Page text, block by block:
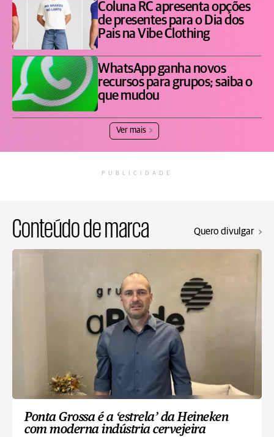
Coluna RC apresenta opções
de presentes para o Dia dos
Pais na Vibe Clothing
WhatsApp ganha novos
recursos para grupos; saiba o
que mudou
Ver mais
PUBLICIDADE
Conteúdo de marca Quero divulgar
Ponta Grossa é a ‘estrela’ da Heineken
com moderna indústria cervejeira